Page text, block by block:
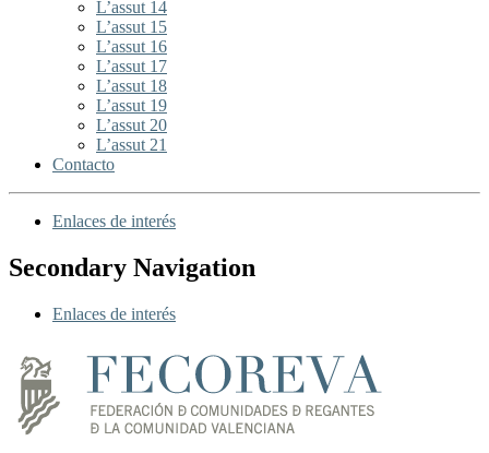
L’assut 14
L’assut 15
L’assut 16
L’assut 17
L’assut 18
L’assut 19
L’assut 20
L’assut 21
Contacto
Enlaces de interés
Secondary Navigation
Enlaces de interés